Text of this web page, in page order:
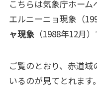
こちらは気象庁ホー
エルニーニョ現象（
ャ現象（1988年12月）
ご覧のとおり、赤道
いるのが見てとれます。